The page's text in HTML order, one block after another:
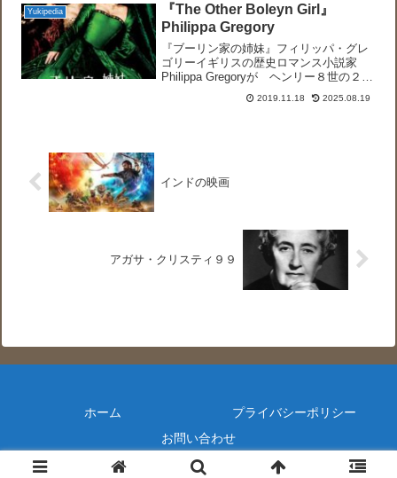
Yukipedia
『The Other Boleyn Girl』
Philippa Gregory
『ブーリン家の姉妹』フィリッパ・グレ
ゴリーイギリスの歴史ロマンス小説家
Philippa Gregoryが ヘンリー８世の２番
目の妃アン・ブーリンの姉（妹ともいわ
れる）メアリー・ブーリンの視点で宮廷
2019.11.18 2025.08.19
インドの映画
アガサ・クリスティ９９
ホーム
プライバシーポリシー
お問い合わせ
© 2018 CURIOUS SDM-Lab..